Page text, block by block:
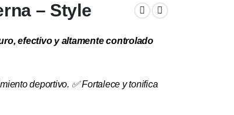
– Style
efectivo y altamente controlado
deportivo. ✅ Fortalece y tonifica